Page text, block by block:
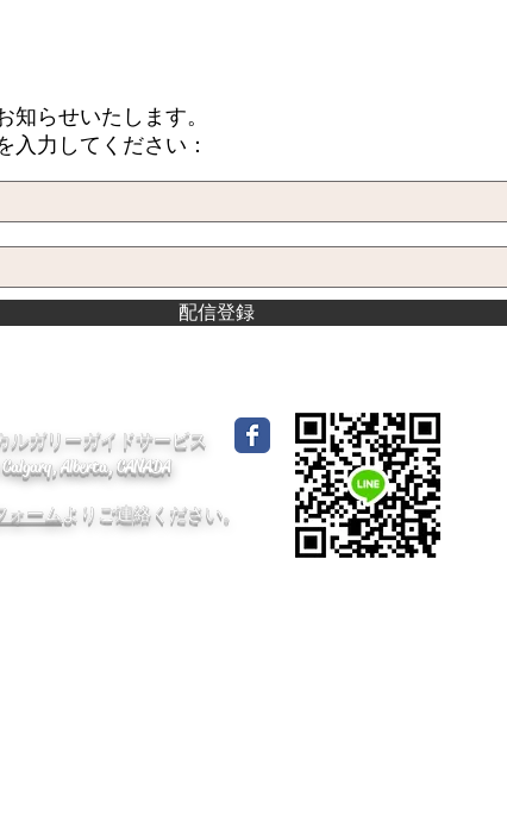
知らせいたします。
入力してください：
配信登録
ルガリーガイドサービス
Alberta, CANADA
ォームよりご連絡ください。